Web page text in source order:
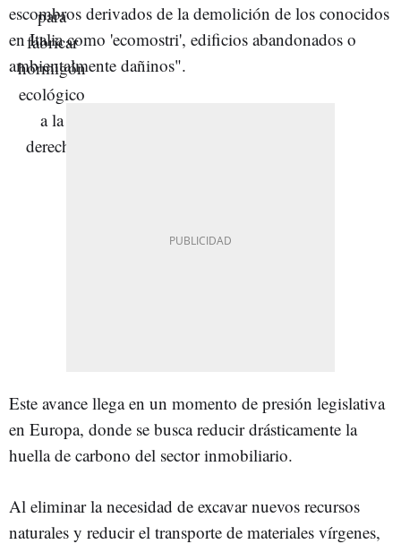
escombros derivados de la demolición de los conocidos
en Italia como 'ecomostri', edificios abandonados o
ambientalmente dañinos".
Este avance llega en un momento de presión legislativa
en Europa, donde se busca reducir drásticamente la
huella de carbono del sector inmobiliario.
Al eliminar la necesidad de excavar nuevos recursos
naturales y reducir el transporte de materiales vírgenes,